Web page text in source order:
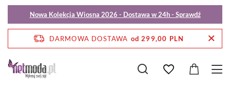
Nowa Kolekcja Wiosna 2026 - Dostawa w 24h - Sprawdź
DARMOWA DOSTAWA od 299,00 PLN